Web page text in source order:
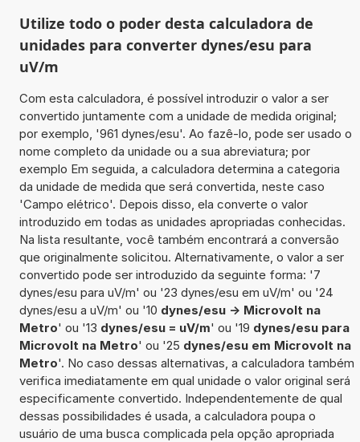
Utilize todo o poder desta calculadora de
unidades para converter dynes/esu para
uV/m
Com esta calculadora, é possível introduzir o valor a ser
convertido juntamente com a unidade de medida original;
por exemplo, '961 dynes/esu'. Ao fazê-lo, pode ser usado o
nome completo da unidade ou a sua abreviatura; por
exemplo Em seguida, a calculadora determina a categoria
da unidade de medida que será convertida, neste caso
'Campo elétrico'. Depois disso, ela converte o valor
introduzido em todas as unidades apropriadas conhecidas.
Na lista resultante, você também encontrará a conversão
que originalmente solicitou. Alternativamente, o valor a ser
convertido pode ser introduzido da seguinte forma: '7
dynes/esu para uV/m' ou '23 dynes/esu em uV/m' ou '24
dynes/esu a uV/m' ou '10 dynes/esu -> Microvolt na
Metro' ou '13 dynes/esu = uV/m' ou '19 dynes/esu para
Microvolt na Metro' ou '25 dynes/esu em Microvolt na
Metro'. No caso dessas alternativas, a calculadora também
verifica imediatamente em qual unidade o valor original será
especificamente convertido. Independentemente de qual
dessas possibilidades é usada, a calculadora poupa o
usuário de uma busca complicada pela opção apropriada